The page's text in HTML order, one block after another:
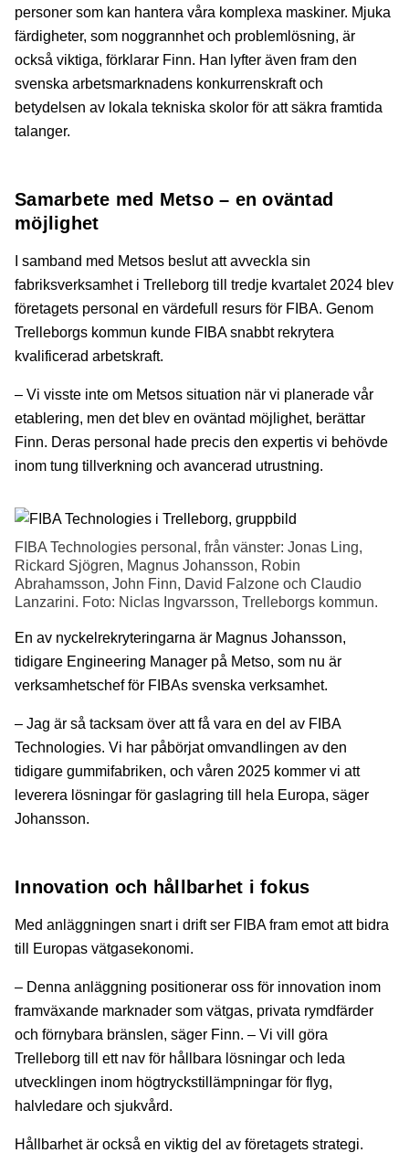
personer som kan hantera våra komplexa maskiner. Mjuka
färdigheter, som noggrannhet och problemlösning, är
också viktiga, förklarar Finn. Han lyfter även fram den
svenska arbetsmarknadens konkurrenskraft och
betydelsen av lokala tekniska skolor för att säkra framtida
talanger.
Samarbete med Metso – en oväntad
möjlighet
I samband med Metsos beslut att avveckla sin
fabriksverksamhet i Trelleborg till tredje kvartalet 2024 blev
företagets personal en värdefull resurs för FIBA. Genom
Trelleborgs kommun kunde FIBA snabbt rekrytera
kvalificerad arbetskraft.
– Vi visste inte om Metsos situation när vi planerade vår
etablering, men det blev en oväntad möjlighet, berättar
Finn. Deras personal hade precis den expertis vi behövde
inom tung tillverkning och avancerad utrustning.
FIBA Technologies personal, från vänster: Jonas Ling,
Rickard Sjögren, Magnus Johansson, Robin
Abrahamsson, John Finn, David Falzone och Claudio
Lanzarini. Foto: Niclas Ingvarsson, Trelleborgs kommun.
En av nyckelrekryteringarna är Magnus Johansson,
tidigare Engineering Manager på Metso, som nu är
verksamhetschef för FIBAs svenska verksamhet.
– Jag är så tacksam över att få vara en del av FIBA
Technologies. Vi har påbörjat omvandlingen av den
tidigare gummifabriken, och våren 2025 kommer vi att
leverera lösningar för gaslagring till hela Europa, säger
Johansson.
Innovation och hållbarhet i fokus
Med anläggningen snart i drift ser FIBA fram emot att bidra
till Europas vätgasekonomi.
– Denna anläggning positionerar oss för innovation inom
framväxande marknader som vätgas, privata rymdfärder
och förnybara bränslen, säger Finn. – Vi vill göra
Trelleborg till ett nav för hållbara lösningar och leda
utvecklingen inom högtryckstillämpningar för flyg,
halvledare och sjukvård.
Hållbarhet är också en viktig del av företagets strategi.